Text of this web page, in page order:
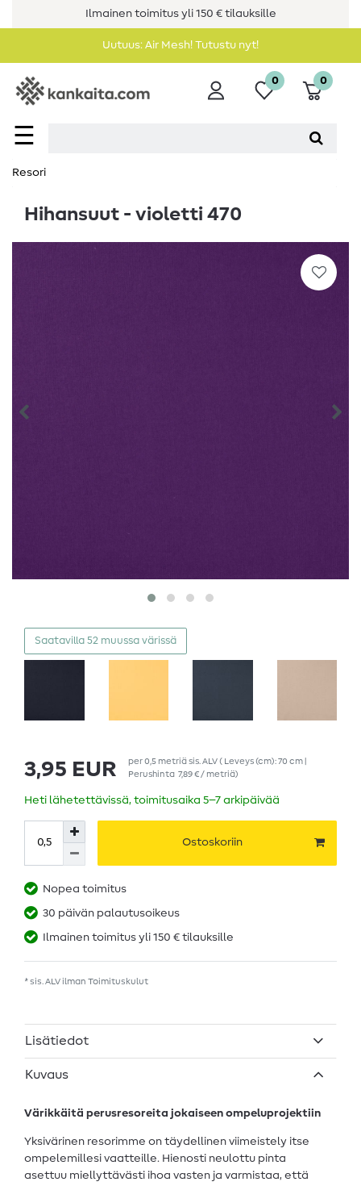
Ilmainen toimitus yli 150 € tilauksille
Uutuus: Air Mesh! Tutustu nyt!
☰
0 0
Resori
Hihansuut - violetti 470
Saatavilla 52 muussa värissä
3,95 EUR per0,5 metriäsis. ALV( Leveys (cm): 70 cm |
Perushinta 7,89 € / metriä)
Heti lähetettävissä, toimitusaika 5–7 arkipäivää
Ostoskoriin
Nopea toimitus
30 päivän palautusoikeus
Ilmainen toimitus yli 150 € tilauksille
* sis. ALV ilman Toimituskulut
Lisätiedot
Kuvaus
Värikkäitä perusresoreita jokaiseen ompeluprojektiin
Yksivärinen resorimme on täydellinen viimeistely itse
ompelemillesi vaatteille. Hienosti neulottu pinta
asettuu miellyttävästi ihoa vasten ja varmistaa, että